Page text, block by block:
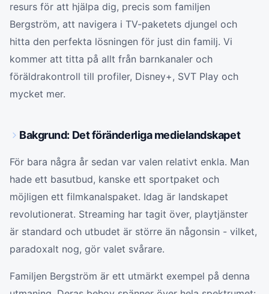
resurs för att hjälpa dig, precis som familjen
Bergström, att navigera i TV-paketets djungel och
hitta den perfekta lösningen för just din familj. Vi
kommer att titta på allt från barnkanaler och
föräldrakontroll till profiler, Disney+, SVT Play och
mycket mer.
Bakgrund: Det föränderliga medielandskapet
För bara några år sedan var valen relativt enkla. Man
hade ett basutbud, kanske ett sportpaket och
möjligen ett filmkanalspaket. Idag är landskapet
revolutionerat. Streaming har tagit över, playtjänster
är standard och utbudet är större än någonsin - vilket,
paradoxalt nog, gör valet svårare.
Familjen Bergström är ett utmärkt exempel på denna